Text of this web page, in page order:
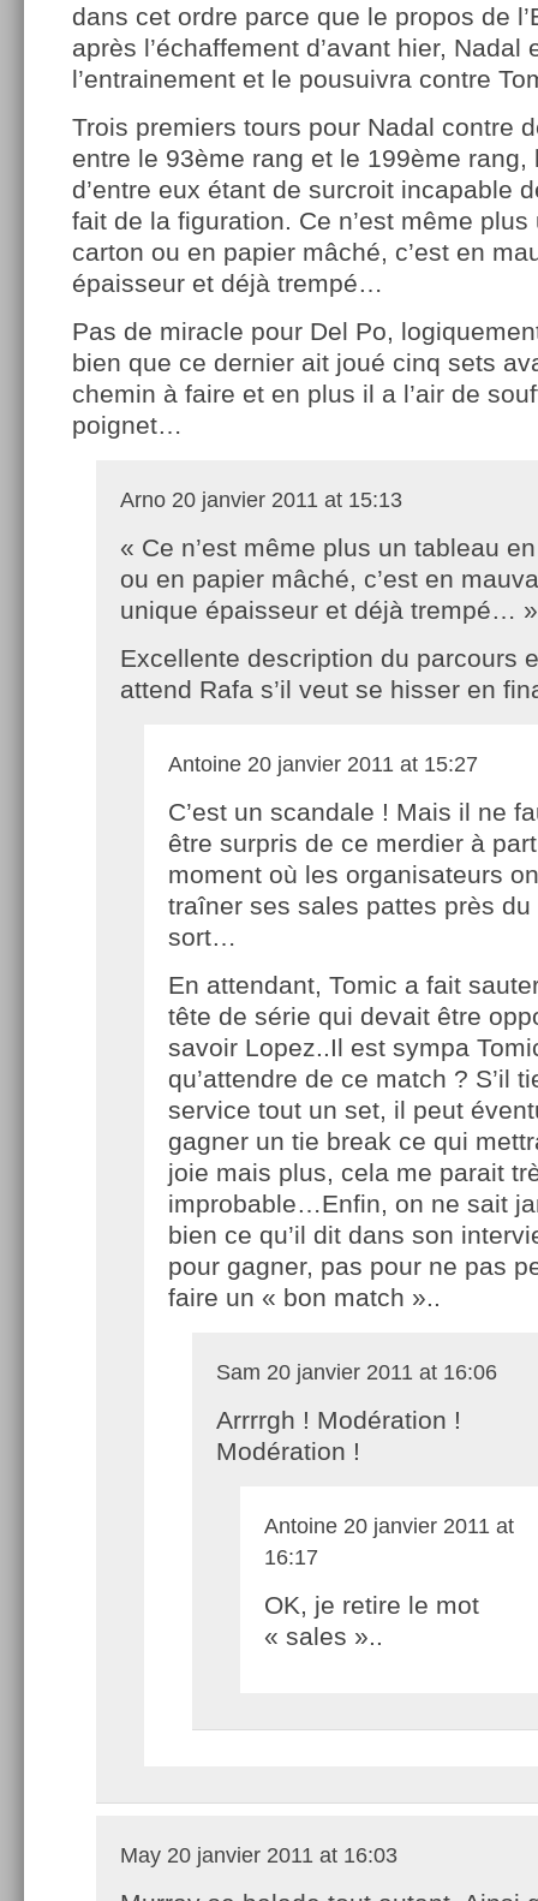
dans cet ordre parce que le propos de
après l’échaffement d’avant hier, Nadal
l’entrainement et le pousuivra contre
Trois premiers tours pour Nadal contre
entre le 93ème rang et le 199ème rang,
d’entre eux étant de surcroit incapable
fait de la figuration. Ce n’est même
carton ou en papier mâché, c’est en
épaisseur et déjà trempé…
Pas de miracle pour Del Po,
bien que ce dernier ait joué cinq sets
chemin à faire et en plus il a l’air de
poignet…
Arno 20 janvier 2011 at 15:13
« Ce n’est même plus un tableau
ou en papier mâché, c’est en
unique épaisseur et déjà trempé… »
Excellente description du parcours
attend Rafa s’il veut se hisser en
Antoine 20 janvier 2011 at 15:27
C’est un scandale ! Mais il ne
être surpris de ce merdier à
moment où les organisateurs
traîner ses sales pattes près du
sort…
En attendant, Tomic a fait
tête de série qui devait être
savoir Lopez..Il est sympa
qu’attendre de ce match ? S’il
service tout un set, il peut
gagner un tie break ce qui
joie mais plus, cela me parait
improbable…Enfin, on ne sait
bien ce qu’il dit dans son
pour gagner, pas pour ne pas
faire un « bon match »..
Sam 20 janvier 2011 at 16:06
Arrrrgh ! Modération !
Modération !
Antoine 20 janvier 2011 at
16:17
OK, je retire le mot
« sales »..
May 20 janvier 2011 at 16:03